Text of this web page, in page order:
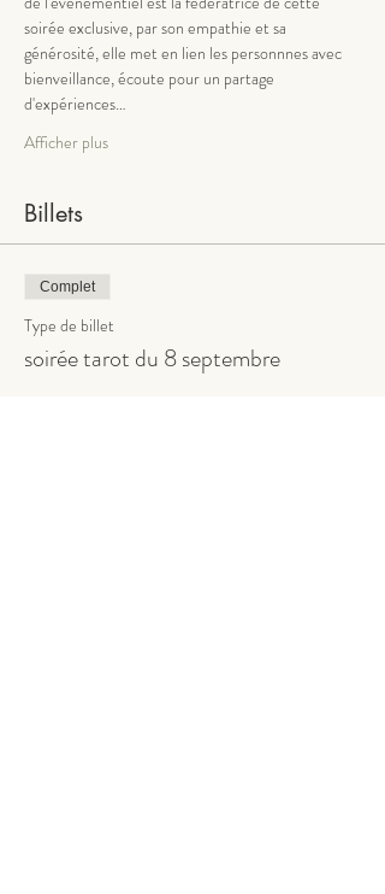
soirée exclusive, par son empathie et sa
générosité, elle met en lien les personnnes avec
bienveillance, écoute pour un partage
d'expériences…
Afficher plus
Billets
Complet
Type de billet
soirée tarot du 8 septembre